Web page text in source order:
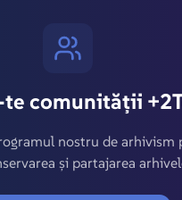
comunității
nostru de arhivism
și partajarea